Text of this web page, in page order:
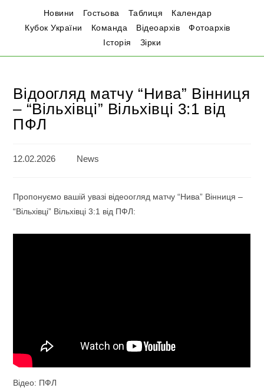
Новини Гостьова Таблиця
Календар
Кубок України
Команда Відеоархів
Фотоархів
Історія
Зірки
Відоогляд матчу “Нива” Вінниця
– “Вільхівці” Вільхівці 3:1 від
ПФЛ
12.02.2026 News
Пропонуємо вашій увазі відеоогляд матчу “Нива” Вінниця –
“Вільхівці” Вільхівці 3:1 від ПФЛ:
Відео: ПФЛ